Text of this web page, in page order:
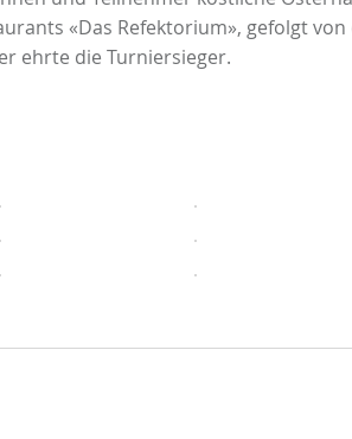
«Das Refektorium», gefolgt
ehrte die Turniersieger.